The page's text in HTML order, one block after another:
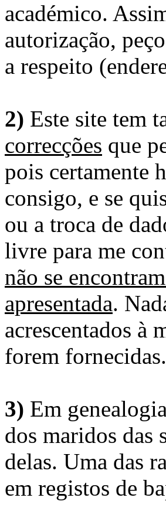
académico.
autorização,
a respeito
2) Este site tem
correcções que
pois certamente
consigo, e se
ou a troca de
livre para me
não se
apresentada.
acrescentados à
forem fornecidas.
3) Em
dos maridos das
delas. Uma das
em registos de